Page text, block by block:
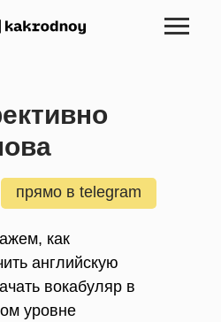
как
английскую
вокабуляр в
уровне
прямо в telegram